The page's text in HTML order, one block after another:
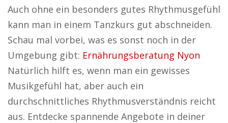
Auch ohne ein besonders gutes Rhythmusgefühl
kann man in einem Tanzkurs gut abschneiden.
Schau mal vorbei, was es sonst noch in der
Umgebung gibt: Ernährungsberatung Nyon
Natürlich hilft es, wenn man ein gewisses
Musikgefühl hat, aber auch ein
durchschnittliches Rhythmusverständnis reicht
aus. Entdecke spannende Angebote in deiner